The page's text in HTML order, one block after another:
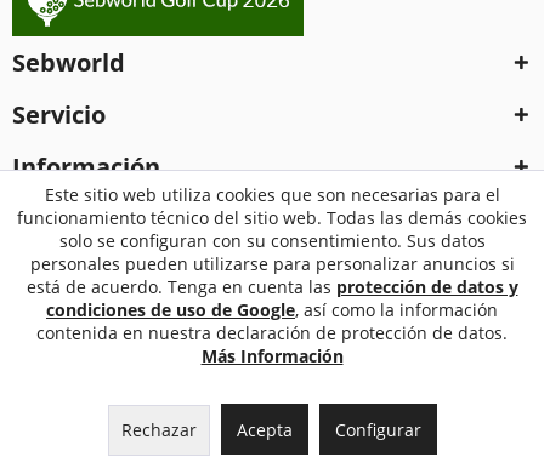
Sebworld
Servicio
Información
El pago y el Envío
Este sitio web utiliza cookies que son necesarias para el
funcionamiento técnico del sitio web. Todas las demás cookies
solo se configuran con su consentimiento. Sus datos
personales pueden utilizarse para personalizar anuncios si
está de acuerdo. Tenga en cuenta las protección de datos y
condiciones de uso de Google, así como la información
contenida en nuestra declaración de protección de datos.
Más Información
Rechazar Acepta Configurar